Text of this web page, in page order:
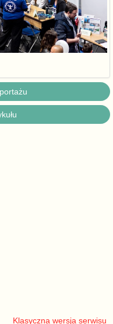
Klasyczna wersja serwisu